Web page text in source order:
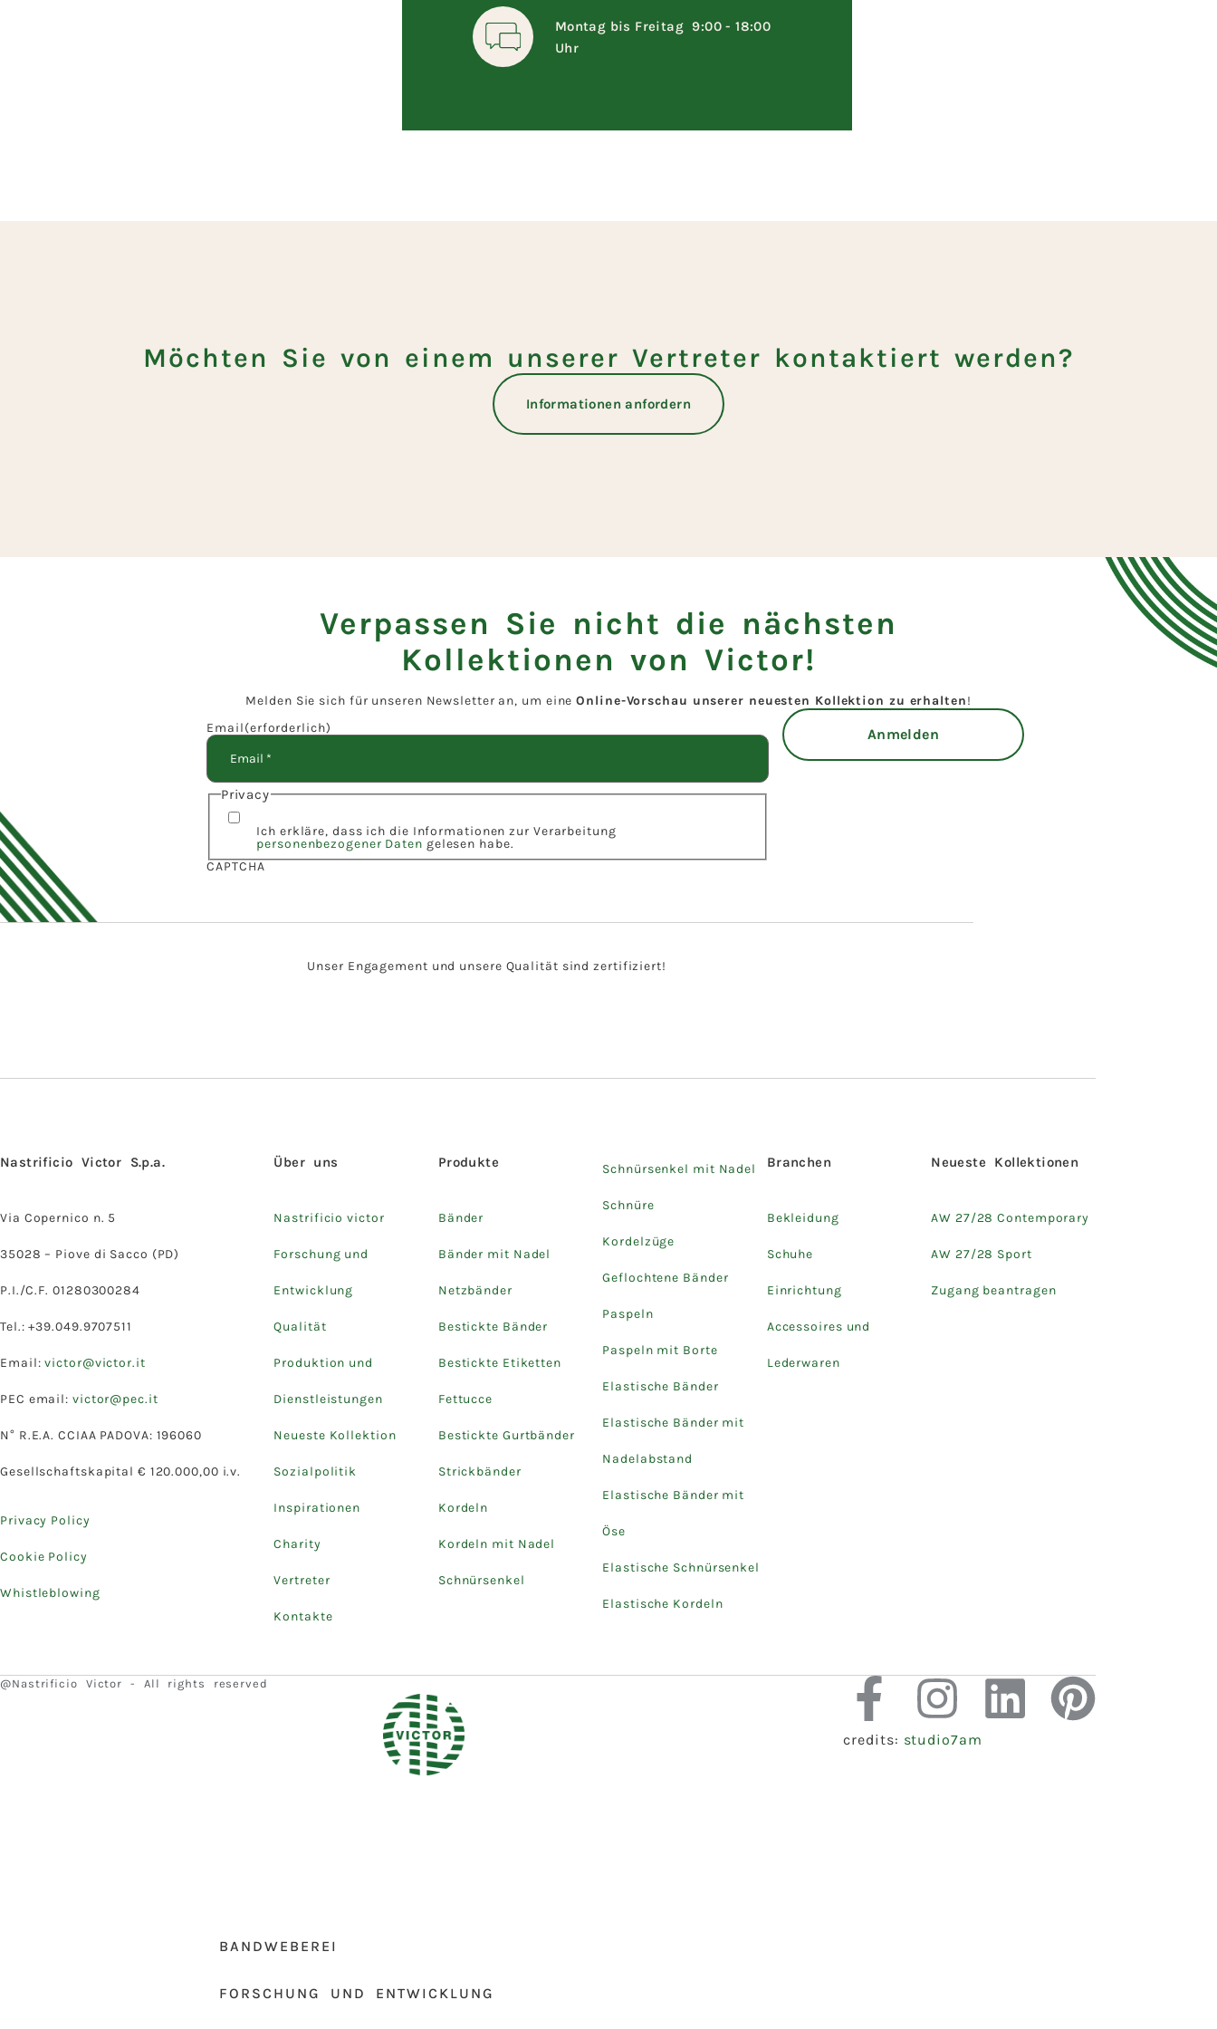
Montag bis Freitag 9:00 - 18:00
Uhr
Möchten Sie von einem unserer Vertreter kontaktiert werden?
Informationen anfordern
Verpassen Sie nicht die nächsten
Kollektionen von Victor!
Melden Sie sich für unseren Newsletter an, um eineOnline-Vorschau unserer neuesten Kollektion zu erhalten!
Email(erforderlich)
Privacy
Ich erkläre, dass ich die Informationen zur Verarbeitung
personenbezogener Daten gelesen habe.
CAPTCHA
Unser Engagement und unsere Qualität sind zertifiziert!
Nastrificio Victor S.p.a.
Via Copernico n. 5
35028 – Piove di Sacco (PD)
P.I./C.F. 01280300284
Tel.: +39.049.9707511
Email:victor@victor.it
PEC email: victor@pec.it
N° R.E.A. CCIAA PADOVA: 196060
Gesellschaftskapital € 120.000,00 i.v.
Privacy Policy
Cookie Policy
Whistleblowing
Über uns
Nastrificio victor
Forschung und
Entwicklung
Qualität
Produktion und
Dienstleistungen
Neueste Kollektion
Sozialpolitik
Inspirationen
Charity
Vertreter
Kontakte
Produkte
Bänder
Bänder mit Nadel
Netzbänder
Bestickte Bänder
Bestickte Etiketten
Fettucce
Bestickte Gurtbänder
Strickbänder
Kordeln
Kordeln mit Nadel
Schnürsenkel
Schnürsenkel mit Nadel
Schnüre
Kordelzüge
Geflochtene Bänder
Paspeln
Paspeln mit Borte
Elastische Bänder
Elastische Bänder mit
Nadelabstand
Elastische Bänder mit
Öse
Elastische Schnürsenkel
Elastische Kordeln
Branchen
Bekleidung
Schuhe
Einrichtung
Accessoires und
Lederwaren
Neueste Kollektionen
AW 27/28 Contemporary
AW 27/28 Sport
Zugang beantragen
@Nastrificio Victor - All rights reserved
credits: studio7am
BANDWEBEREI
FORSCHUNG UND ENTWICKLUNG